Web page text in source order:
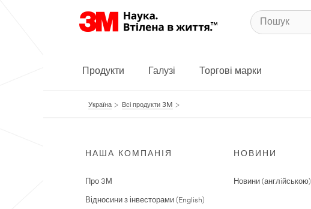
Продукти Галузі Торгові марки
Україна Всі продукти 3M
НАША КОМПАНІЯ
Про 3М
Відносини з інвесторами (English)
НОВИНИ
Новини (англiйською)